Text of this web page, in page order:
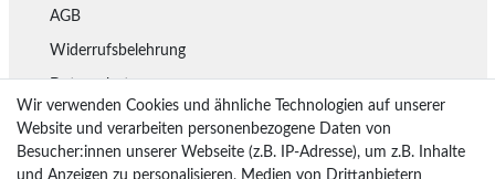
AGB
Widerrufsbelehrung
Datenschutz
Lieferung
Rückgaberecht
Wir verwenden Cookies und ähnliche Technologien auf unserer
Website und verarbeiten personenbezogene Daten von
Besucher:innen unserer Webseite (z.B. IP-Adresse), um z.B. Inhalte
und Anzeigen zu personalisieren, Medien von Drittanbietern